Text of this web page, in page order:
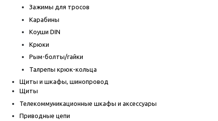
Зажимы для тросов
Карабины
Коуши DIN
Крюки
Рым-болты/гайки
Талрепы крюк-кольца
Щиты и шкафы, шинопровод
Щиты
Телекоммуникационные шкафы и аксессуары
Приводные цепи